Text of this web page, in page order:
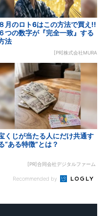
８月のロト6はこの方法で買え!!
６つの数字が『完全一致』する
法
[PR]株式会社MURA
くじが当たる人にだけ共通す
“ある特徴”とは？
[PR]合同会社デジタルファーム
Recommended by